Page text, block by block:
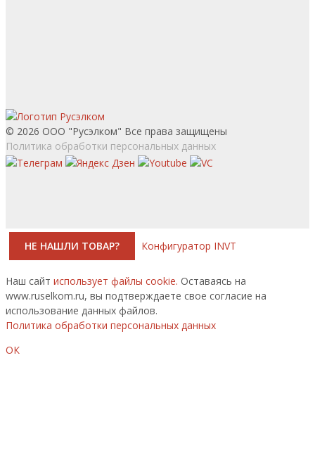
© 2026 ООО "Русэлком" Все права защищены
Политика обработки персональных данных
НЕ НАШЛИ ТОВАР? Конфигуратор INVT
Наш сайт использует файлы cookie. Оставаясь на
www.ruselkom.ru, вы подтверждаете свое согласие на
использование данных файлов.
Политика обработки персональных данных
ОК